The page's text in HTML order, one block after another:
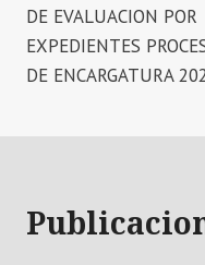
DE EVALUACION POR
EXPEDIENTES
DE ENCARGATURA